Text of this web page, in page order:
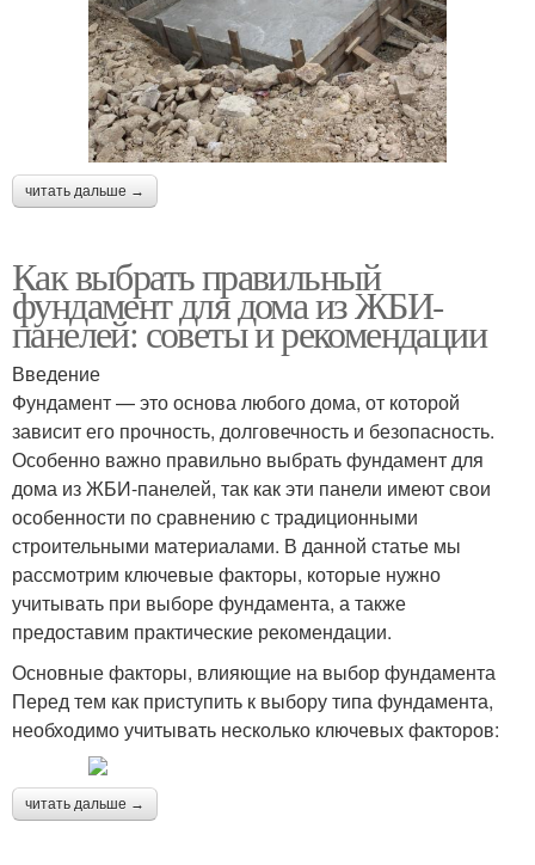
читать дальше →
Как выбрать правильный
фундамент для дома из ЖБИ-
панелей: советы и рекомендации
Введение
Фундамент — это основа любого дома, от которой
зависит его прочность, долговечность и безопасность.
Особенно важно правильно выбрать фундамент для
дома из ЖБИ-панелей, так как эти панели имеют свои
особенности по сравнению с традиционными
строительными материалами. В данной статье мы
рассмотрим ключевые факторы, которые нужно
учитывать при выборе фундамента, а также
предоставим практические рекомендации.
Основные факторы, влияющие на выбор фундамента
Перед тем как приступить к выбору типа фундамента,
необходимо учитывать несколько ключевых факторов:
читать дальше →